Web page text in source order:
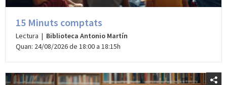
15 Minuts comptats
Lectura | Biblioteca Antonio Martín
Quan: 24/08/2026 de 18:00 a 18:15h